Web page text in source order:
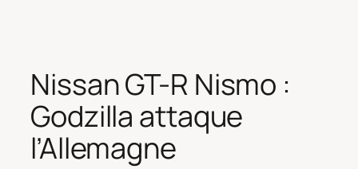
Nissan GT-R Nismo :
Godzilla attaque
l’Allemagne